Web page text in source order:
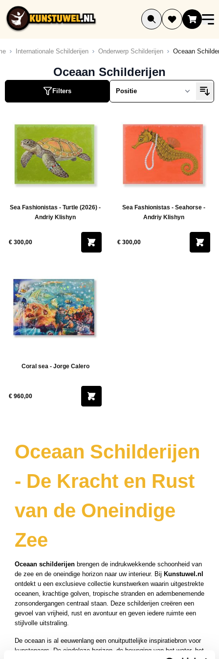
Ga naar de inhoud
Internationale Schilderijen Onderwerp Schilderijen Oceaan
Oceaan Schilderijen
Filters
Sea Fashionistas - Turtle (2026) -
Andriy Klishyn
€ 300,00
Sea Fashionistas - Seahorse -
Andriy Klishyn
€ 300,00
Coral sea - Jorge Calero
€ 960,00
Oceaan Schilderijen
- De Kracht en Rust
van de Oneindige
Zee
Oceaan schilderijen brengen de indrukwekkende schoonheid van
de zee en de oneindige horizon naar uw interieur. Bij Kunstuwel.nl
ontdekt u een exclusieve collectie kunstwerken waarin uitgestrekte
oceanen, krachtige golven, tropische stranden en adembenemende
zonsondergangen centraal staan. Deze schilderijen creëren een
gevoel van vrijheid, rust en avontuur en geven iedere ruimte een
stijlvolle uitstraling.
De oceaan is al eeuwenlang een onuitputtelijke inspiratiebron voor
kunstenaars. De eindeloze horizon, de beweging van het water, het